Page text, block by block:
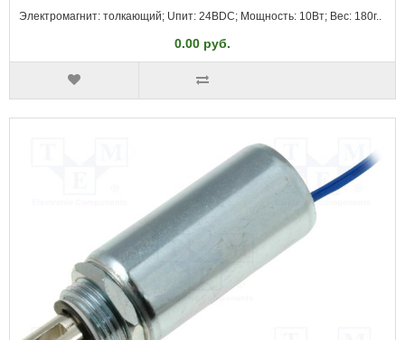
Электромагнит: толкающий; Uпит: 24ВDC; Мощность: 10Вт; Вес: 180г..
0.00 руб.